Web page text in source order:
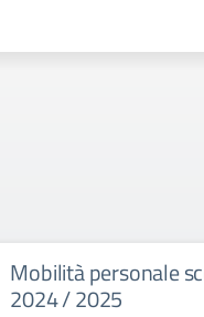
Mobilità personale
2024 / 2025